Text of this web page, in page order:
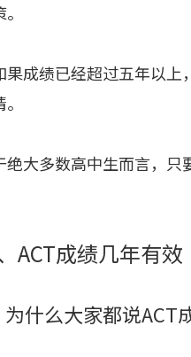
果成绩已经超过五年以上
绝大多数高中生而言，
ACT成绩几年有效
为什么大家都说ACT